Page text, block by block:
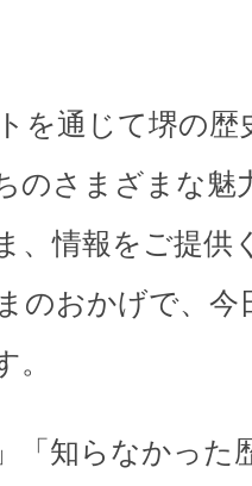
を通じて堺の歴
のさまざまな魅
、情報をご提供
のおかげで、今
「知らなかっ